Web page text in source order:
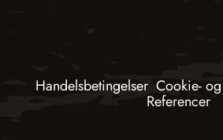
Handelsbetingelser Cookie-
Referencer